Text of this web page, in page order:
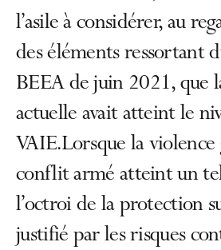
l’asile à considérer, au
des éléments ressortant
BEEA de juin 2021, que
actuelle avait atteint le
VAIE.Lorsque la violence
conflit armé atteint un
l’octroi de la protection
justifié par les risques